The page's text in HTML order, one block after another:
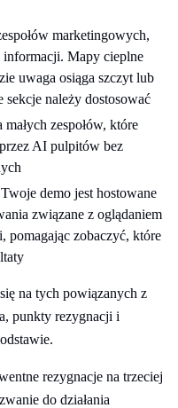
marketingowych,
informacji. Mapy cieplne
uwaga osiąga szczyt lub
sekcje należy dostosować
zespołów, które
AI pulpitów bez
demo jest hostowane
związane z oglądaniem
pomagając zobaczyć, które
na tych powiązanych z
punkty rezygnacji i
rezygnacje na trzeciej
do działania